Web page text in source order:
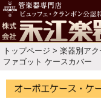
トップページ > 楽器別アク
ファゴット ケースカバー
楽器スタンド
お手入れ用品・パ
チューナー・メト